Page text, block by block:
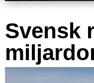
Svensk